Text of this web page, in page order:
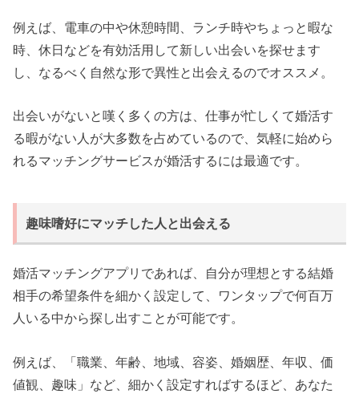
例えば、電車の中や休憩時間、ランチ時やちょっと暇な
時、休日などを有効活用して新しい出会いを探せます
し、なるべく自然な形で異性と出会えるのでオススメ。
出会いがないと嘆く多くの方は、仕事が忙しくて婚活す
る暇がない人が大多数を占めているので、気軽に始めら
れるマッチングサービスが婚活するには最適です。
趣味嗜好にマッチした人と出会える
婚活マッチングアプリであれば、自分が理想とする結婚
相手の希望条件を細かく設定して、ワンタップで何百万
人いる中から探し出すことが可能です。
例えば、「職業、年齢、地域、容姿、婚姻歴、年収、価
値観、趣味」など、細かく設定すればするほど、あなた